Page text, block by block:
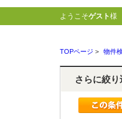
ようこそゲスト様
TOPページ > 物件
さらに絞